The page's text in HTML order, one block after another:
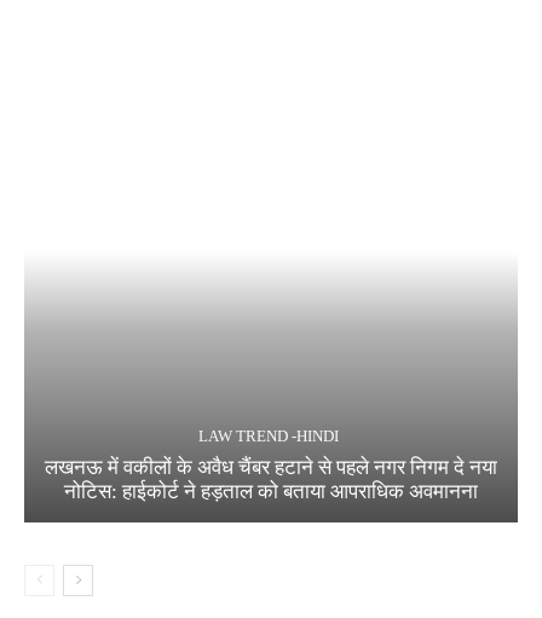
LAW TREND -HINDI
लखनऊ में वकीलों के अवैध चैंबर हटाने से पहले नगर निगम दे नया
नोटिस: हाईकोर्ट ने हड़ताल को बताया आपराधिक अवमानना